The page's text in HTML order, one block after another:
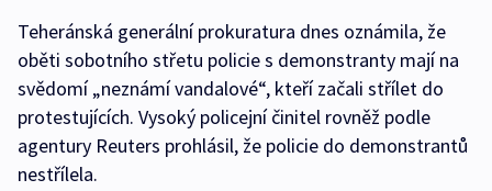
Teheránská generální prokuratura dnes oznámila, že
oběti sobotního střetu policie s demonstranty mají na
svědomí „neznámí vandalové“, kteří začali střílet do
protestujících. Vysoký policejní činitel rovněž podle
agentury Reuters prohlásil, že policie do demonstrantů
nestřílela.